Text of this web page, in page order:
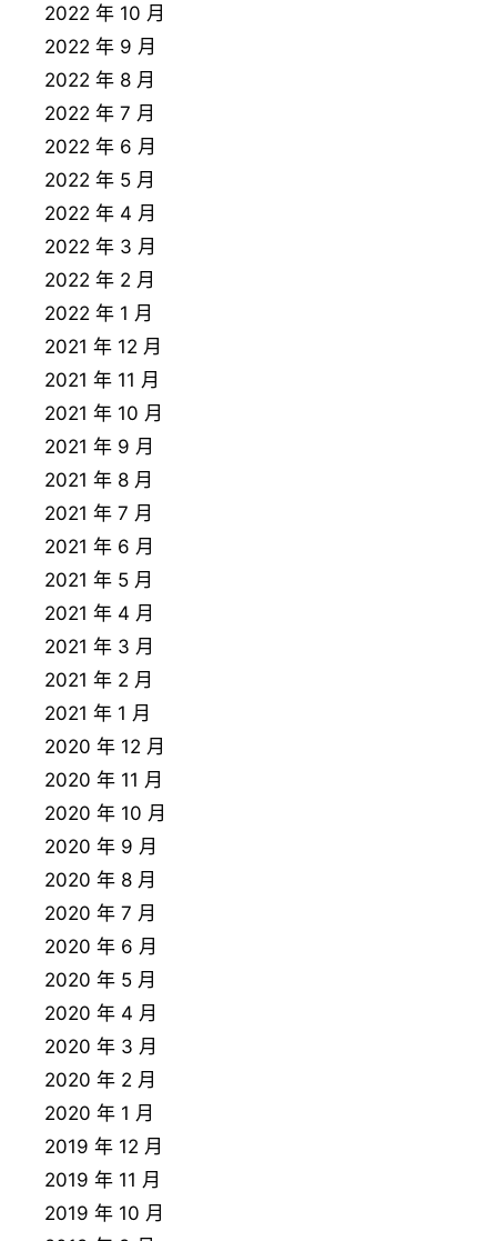
2022 年 10 月
2022 年 9 月
2022 年 8 月
2022 年 7 月
2022 年 6 月
2022 年 5 月
2022 年 4 月
2022 年 3 月
2022 年 2 月
2022 年 1 月
2021 年 12 月
2021 年 11 月
2021 年 10 月
2021 年 9 月
2021 年 8 月
2021 年 7 月
2021 年 6 月
2021 年 5 月
2021 年 4 月
2021 年 3 月
2021 年 2 月
2021 年 1 月
2020 年 12 月
2020 年 11 月
2020 年 10 月
2020 年 9 月
2020 年 8 月
2020 年 7 月
2020 年 6 月
2020 年 5 月
2020 年 4 月
2020 年 3 月
2020 年 2 月
2020 年 1 月
2019 年 12 月
2019 年 11 月
2019 年 10 月